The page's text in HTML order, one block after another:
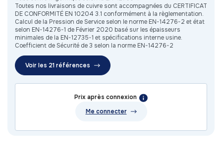
Toutes nos livraisons de cuivre sont accompagnées du CERTIFICAT
DE CONFORMITÉ EN 10204 3.1 conformément à la règlementation.
Calcul de la Pression de Service selon le norme EN-14276-2 et état
selon EN-14276-1 de Février 2020 basé sur les épaisseurs
minimales de la EN-12735-1 et spécifications interne usine.
Coefficient de Sécurité de 3 selon la norme EN-14276-2
Voir les 21 références
Prix après connexion
Me connecter